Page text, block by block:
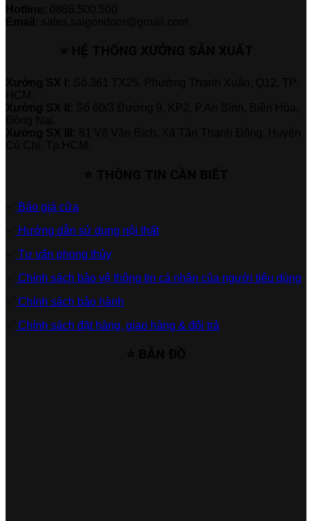
Báo giá cửa
Hướng dẫn sử dụng nội thất
Tư vấn phong thủy
Chính sách bảo vệ thông tin cá nhân của người tiêu dùng
Chính sách bảo hành
Chính sách đặt hàng, giao hàng & đổi trả